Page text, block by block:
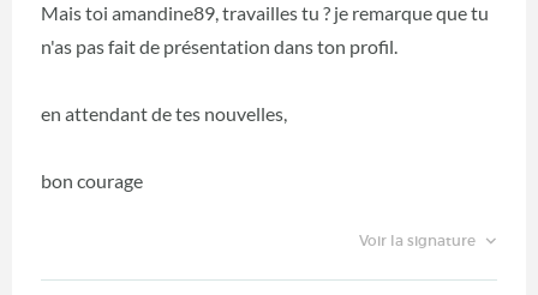
Mais toi amandine89, travailles tu ? je remarque que tu
n'as pas fait de présentation dans ton profil.
en attendant de tes nouvelles,
bon courage
Voir la signature